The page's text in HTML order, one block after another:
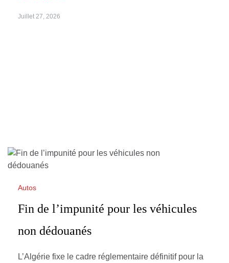
Juillet 27, 2026
Autos
Fin de l’impunité pour les véhicules
non dédouanés
L’Algérie fixe le cadre réglementaire définitif pour la